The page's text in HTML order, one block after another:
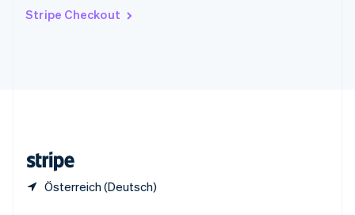
Stripe Checkout
Österreich (Deutsch)
English